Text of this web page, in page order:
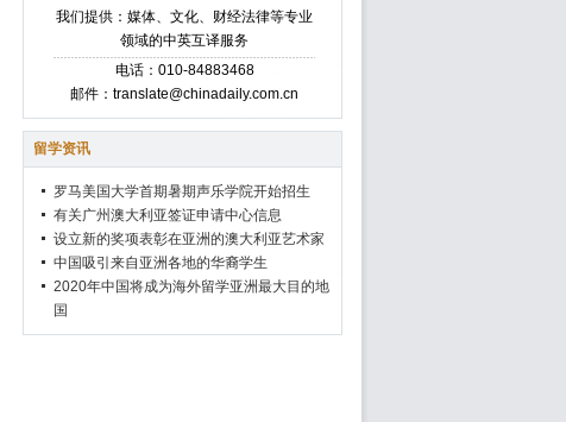
我们提供：媒体、文化、财经法律等专业
领域的中英互译服务
电话：010-84883468
邮件：translate@chinadaily.com.cn
留学资讯
罗马美国大学首期暑期声乐学院开始招生
有关广州澳大利亚签证申请中心信息
设立新的奖项表彰在亚洲的澳大利亚艺术家
中国吸引来自亚洲各地的华裔学生
2020年中国将成为海外留学亚洲最大目的地
国